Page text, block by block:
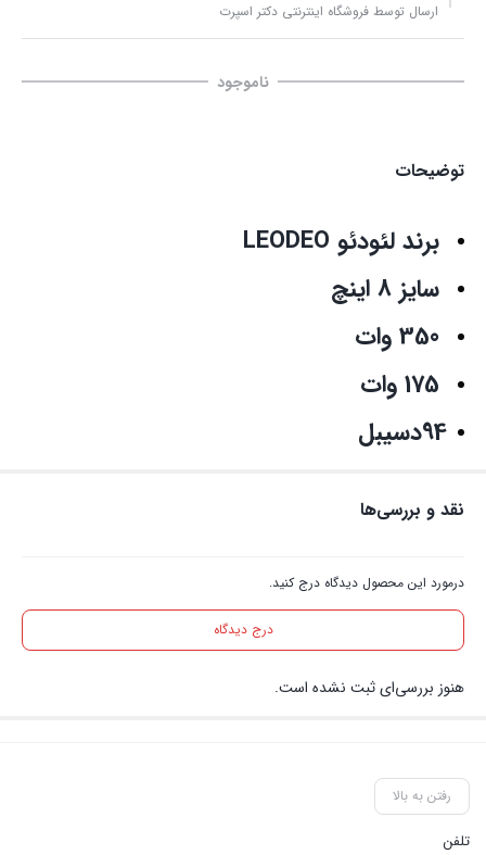
ارسال توسط فروشگاه اینترنتی دکتر اسپرت
ناموجود
توضیحات
برند لئودئو LEODEO
سایز 8 اینچ
94دسیبل
نقد و بررسی‌ها
درمورد این محصول دیدگاه درج کنید.
درج دیدگاه
هنوز بررسی‌ای ثبت نشده است.
رفتن به بالا
تلفن